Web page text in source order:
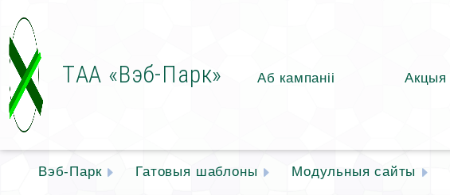
ТАА «Вэб-Парк» Аб кампаніі Акцыя
Вэб-Парк Гатовыя шаблоны Модульныя сайты